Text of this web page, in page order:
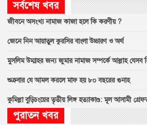
সর্বশেষ খবর
জীবনে অসংখ্য নামাজ কাজা হলে কি করণীয় ?
জেনে নিন আয়াতুল কুরসির বাংলা উচ্চারণ ও অর্থ
মুসলিম উম্মাহর জন্য জুমার নামাজ সম্পর্কে আল্লাহ যেসব
শুক্রবার যে আমল করলে মাফ হয় ৮০ বছরের গুনাহ
কুমিল্লা বুড়িচংয়ের তৃতীয় লিঙ্গ হত্যাকাণ্ড: মূল আসামী
পুরাতন খবর